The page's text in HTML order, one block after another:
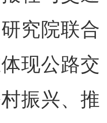
究院联合
现公路交
振兴、推